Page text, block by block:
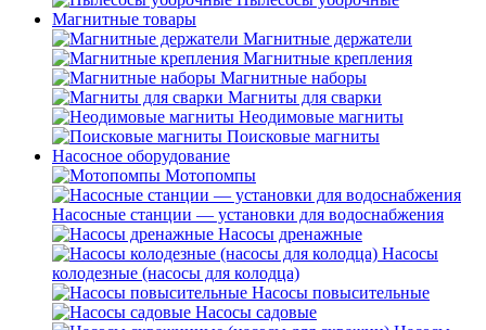
Магнитные товары
Магнитные держатели
Магнитные крепления
Магнитные наборы
Магниты для сварки
Неодимовые магниты
Поисковые магниты
Насосное оборудование
Мотопомпы
Насосные станции — установки для водоснабжения
Насосы дренажные
Насосы
колодезные (насосы для колодца)
Насосы повысительные
Насосы садовые